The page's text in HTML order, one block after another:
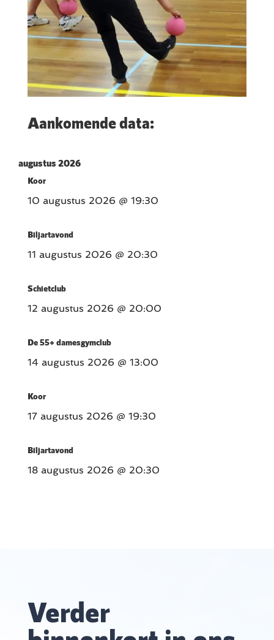
Aankomende data:
augustus 2026
Koor
10 augustus 2026 @ 19:30
Biljartavond
11 augustus 2026 @ 20:30
Schietclub
12 augustus 2026 @ 20:00
De 55+ damesgymclub
14 augustus 2026 @ 13:00
Koor
17 augustus 2026 @ 19:30
Biljartavond
18 augustus 2026 @ 20:30
Verder